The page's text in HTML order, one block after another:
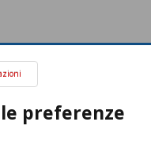
per tutti gli amanti di questo
preferenze